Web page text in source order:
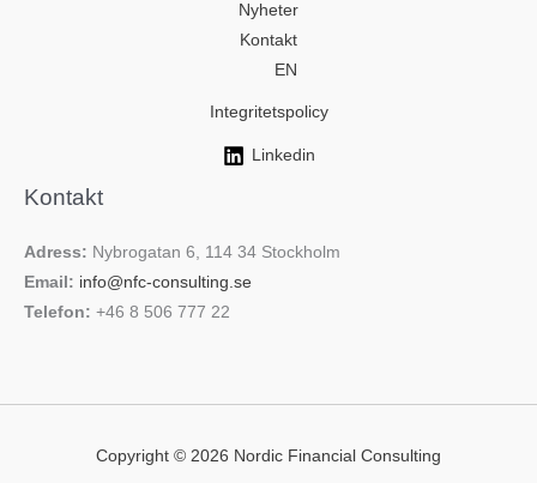
Nyheter
Kontakt
EN
Integritetspolicy
Linkedin
Kontakt
Adress: Nybrogatan 6, 114 34 Stockholm
Email: info@nfc-consulting.se
Telefon: +46 8 506 777 22
Copyright © 2026 Nordic Financial Consulting